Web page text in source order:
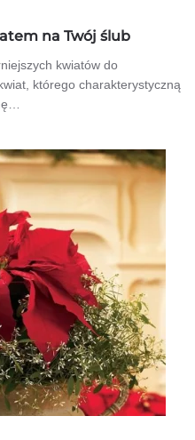
na Twój ślub
kwiatów do
którego charakterystyczną